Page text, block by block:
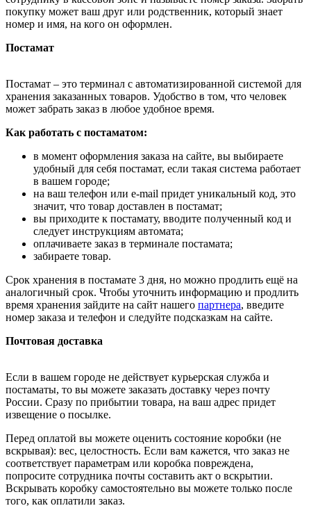
покупку может ваш друг или родственник, который знает
номер и имя, на кого он оформлен.
Постамат
Постамат – это терминал с автоматизированной системой для
хранения заказанных товаров. Удобство в том, что человек
может забрать заказ в любое удобное время.
Как работать с постаматом:
в момент оформления заказа на сайте, вы выбираете
удобный для себя постамат, если такая система работает
в вашем городе;
на ваш телефон или e-mail придет уникальный код, это
значит, что товар доставлен в постамат;
вы приходите к постамату, вводите полученный код и
следует инструкциям автомата;
оплачиваете заказ в терминале постамата;
забираете товар.
Срок хранения в постамате 3 дня, но можно продлить ещё на
аналогичный срок. Чтобы уточнить информацию и продлить
время хранения зайдите на сайт нашего партнера, введите
номер заказа и телефон и следуйте подсказкам на сайте.
Почтовая доставка
Если в вашем городе не действует курьерская служба и
постаматы, то вы можете заказать доставку через почту
России. Сразу по прибытии товара, на ваш адрес придет
извещение о посылке.
Перед оплатой вы можете оценить состояние коробки (не
вскрывая): вес, целостность. Если вам кажется, что заказ не
соответствует параметрам или коробка повреждена,
попросите сотрудника почты составить акт о вскрытии.
Вскрывать коробку самостоятельно вы можете только после
того, как оплатили заказ.